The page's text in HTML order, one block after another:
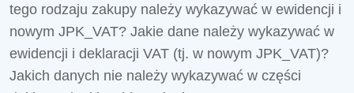
tego rodzaju zakupy należy wykazywać w ewidencji i
nowym JPK_VAT? Jakie dane należy wykazywać w
ewidencji i deklaracji VAT (tj. w nowym JPK_VAT)?
Jakich danych nie należy wykazywać w części